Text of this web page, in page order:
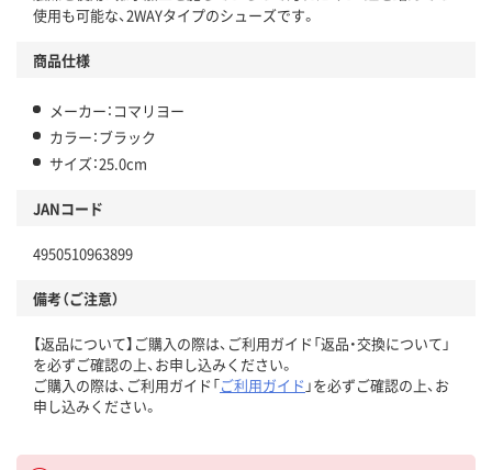
使用も可能な、2WAYタイプのシューズです。
商品仕様
メーカー：コマリヨー
カラー：ブラック
サイズ：25.0cm
JANコード
4950510963899
備考（ご注意）
【返品について】ご購入の際は、ご利用ガイド「返品・交換について」
を必ずご確認の上、お申し込みください。
ご購入の際は、ご利用ガイド「ご利用ガイド 」を必ずご確認の上、お
申し込みください。